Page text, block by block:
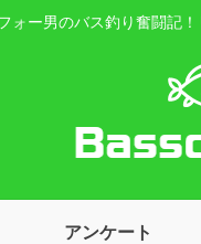
ォー男のバス釣り奮闘記
アンケート